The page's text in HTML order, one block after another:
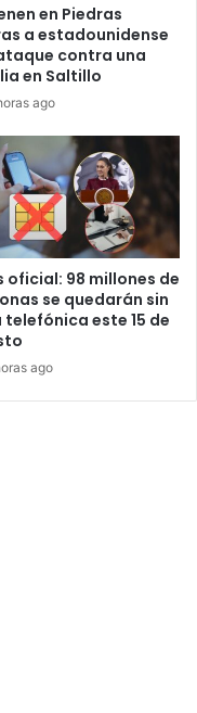
en Piedras
a estadounidense
contra una
en Saltillo
ago
oficial: 98 millones de
se quedarán sin
telefónica este 15 de
ago